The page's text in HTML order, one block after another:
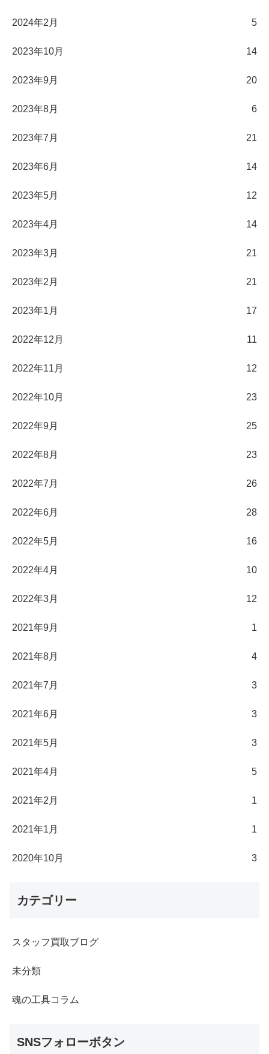
2024年2月 5
2023年10月 14
2023年9月 20
2023年8月 6
2023年7月 21
2023年6月 14
2023年5月 12
2023年4月 14
2023年3月 21
2023年2月 21
2023年1月 17
2022年12月 11
2022年11月 12
2022年10月 23
2022年9月 25
2022年8月 23
2022年7月 26
2022年6月 28
2022年5月 16
2022年4月 10
2022年3月 12
2021年9月 1
2021年8月 4
2021年7月 3
2021年6月 3
2021年5月 3
2021年4月 5
2021年2月 1
2021年1月 1
2020年10月 3
カテゴリー
スタッフ買取ブログ
未分類
魂の工具コラム
SNSフォローボタン